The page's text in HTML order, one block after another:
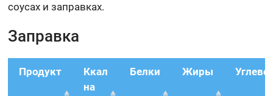
соусах и заправках.
Заправка
Продукт
Ккал
на
Белки Жиры